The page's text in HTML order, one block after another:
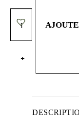
TRADITION
+